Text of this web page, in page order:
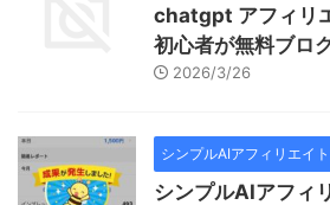
chatgpt アフィリ
初心者が無料ブロ
2026/3/26
シンプルAIアフィリエイト
シンプルAIアフィ